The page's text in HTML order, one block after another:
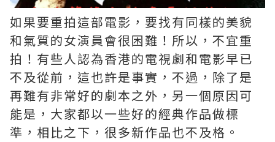
如果要重拍這部電影，要找有同樣的美貌
和氣質的女演員會很困難！所以，不宜重
拍！有些人認為香港的電視劇和電影早已
不及從前，這也許是事實，不過，除了是
再難有非常好的劇本之外，另一個原因可
能是，大家都以一些好的經典作品做標
準，相比之下，很多新作品也不及格。 ​​​